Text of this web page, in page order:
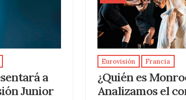
a
Junior
Eurovisión Francia
¿Quién es
Analizamos el